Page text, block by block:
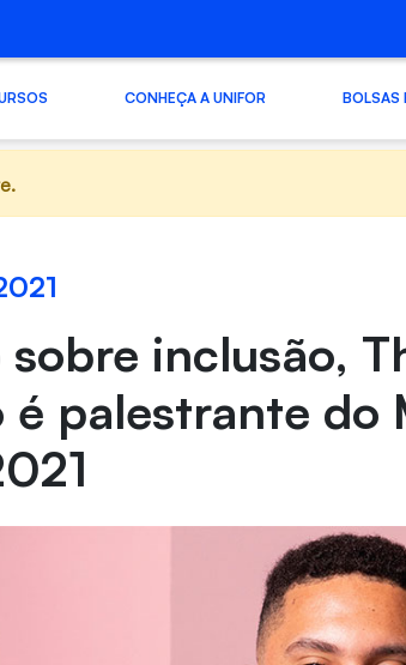
CONHEÇA A UNIFOR BOLSAS
sobre inclusão,
é palestrante do